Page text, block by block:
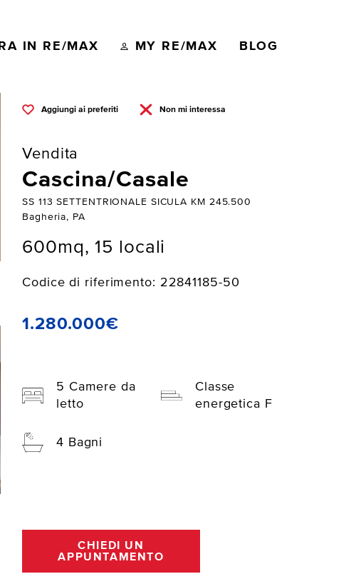
IN RE/MAX MY RE/MAX BLOG
Aggiungi ai preferiti Non mi interessa
Vendita
Cascina/Casale
SS 113 SETTENTRIONALE SICULA KM 245.500
Bagheria, PA
600mq, 15 locali
Codice di riferimento: 22841185-50
1.280.000€
5 Camere da
letto
Classe
energetica F
4 Bagni
CHIEDI UN
APPUNTAMENTO